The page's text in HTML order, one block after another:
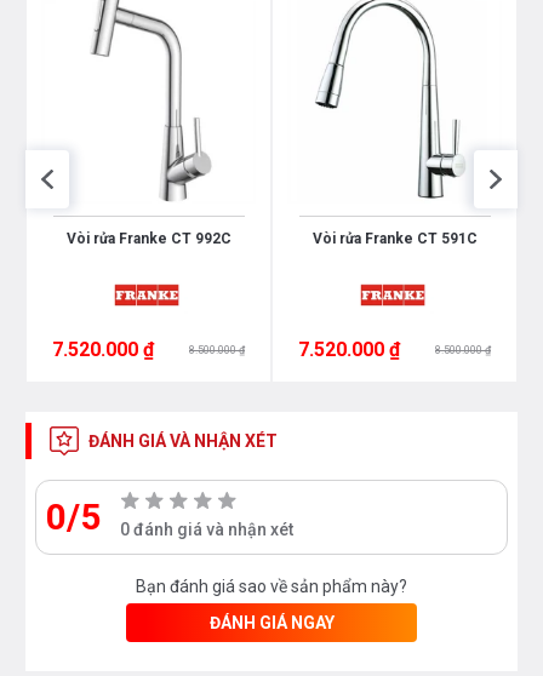
Vòi rửa Franke CT 992C
7.520.000 ₫ 8.500.000 ₫
Vòi rửa Franke CT 591C
7.520.000 ₫ 8.500.000 ₫
ĐÁNH GIÁ VÀ NHẬN XÉT
0/5 0 đánh giá và nhận xét
Bạn đánh giá sao về sản phẩm này?
ĐÁNH GIÁ NGAY